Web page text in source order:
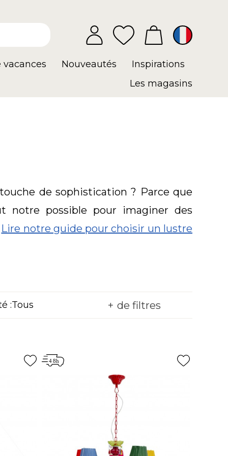
vacances Nouveautés
Inspirations
Les magasins
de sophistication ? Parce que
notre possible pour imaginer des
Lire notre guide pour choisir un lustre
: de filtres